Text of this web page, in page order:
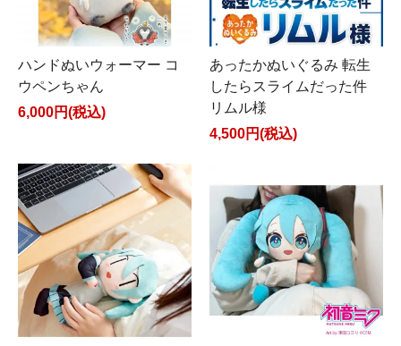
ハンドぬいウォーマー コ
ウペンちゃん
6,000円(税込)
あったかぬいぐるみ 転生
したらスライムだった件
リムル様
4,500円(税込)